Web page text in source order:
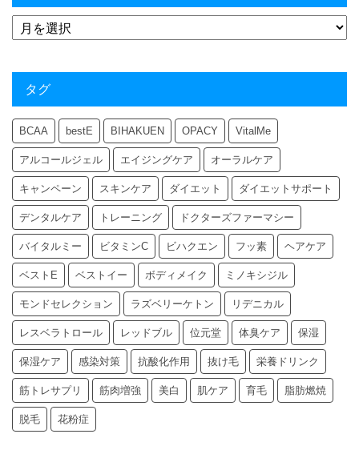
タグ
BCAA bestE BIHAKUEN OPACY VitalMe
アルコールジェル エイジングケア オーラルケア
キャンペーン スキンケア ダイエット ダイエットサポート
デンタルケア トレーニング ドクターズファーマシー
バイタルミー ビタミンC ビハクエン フッ素 ヘアケア
ベストE ベストイー ボディメイク ミノキシジル
モンドセレクション ラズベリーケトン リデニカル
レスベラトロール レッドブル 位元堂 体臭ケア 保湿
保湿ケア 感染対策 抗酸化作用 抜け毛 栄養ドリンク
筋トレサプリ 筋肉増強 美白 肌ケア 育毛 脂肪燃焼
脱毛 花粉症